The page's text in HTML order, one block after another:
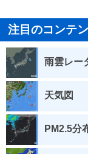
注目のコンテ
雨雲レー
天気図
PM2.5分